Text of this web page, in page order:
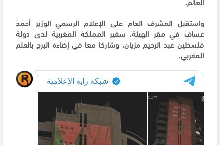
واستقبل المشرف العام على الإعلام الرسمي الوزير أحمد
عساف في مقر الهيئة، سفير المملكة المغربية لدى دولة
فلسطين عبد الرحيم مزيان، وشاركا معا في إضاءة البرج بالعلم
المغربي.